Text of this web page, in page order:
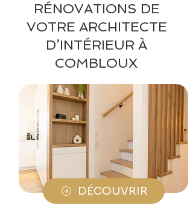
RÉNOVATIONS DE
VOTRE ARCHITECTE
D’INTÉRIEUR À
COMBLOUX
DÉCOUVRIR